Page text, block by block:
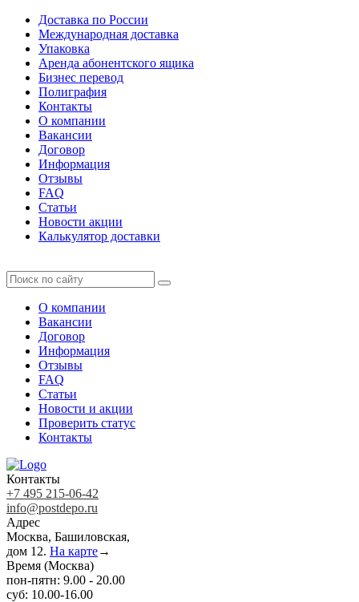
Доставка по России
Международная доставка
Упаковка
Аренда абонентского ящика
Бизнес перевод
Полиграфия
Контакты
О компании
Вакансии
Договор
Информация
Отзывы
FAQ
Статьи
Новости акции
Калькулятор доставки
О компании
Вакансии
Договор
Информация
Отзывы
FAQ
Статьи
Новости и акции
Проверить статус
Контакты
Контакты
+7 495 215-06-42
info@postdepo.ru
Адрес
Москва, Башиловская,
дом 12. На карте→
Время (Москва)
пон-пятн: 9.00 - 20.00
суб: 10.00-16.00